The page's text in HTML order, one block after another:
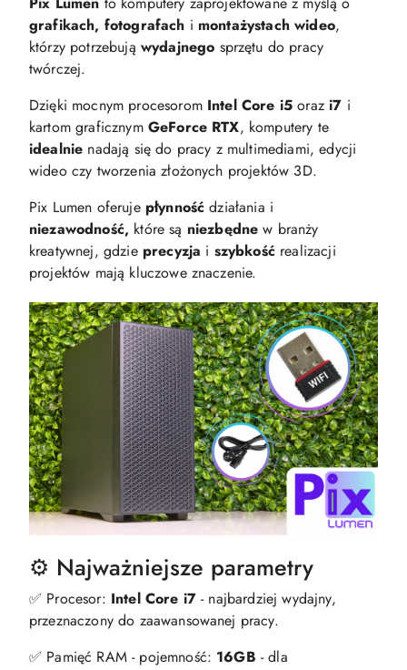
grafikach, fotografach i montażystach wideo,
którzy potrzebują wydajnego sprzętu do pracy
twórczej.
Dzięki mocnym procesorom Intel Core i5 orazi7 i
kartom graficznym GeForce RTX, komputery te
idealnie nadają się do pracy z multimediami, edycji
wideo czy tworzenia złożonych projektów 3D.
Pix Lumen oferuje płynność działania i
niezawodność, które są niezbędne w branży
kreatywnej, gdzie precyzja i szybkośćrealizacji
projektów mają kluczowe znaczenie.
⚙️ Najważniejsze parametry
✅ Procesor: Intel Core i7 - najbardziej wydajny,
przeznaczony do zaawansowanej pracy.
✅ Pamięć RAM - pojemność: 16GB - dla